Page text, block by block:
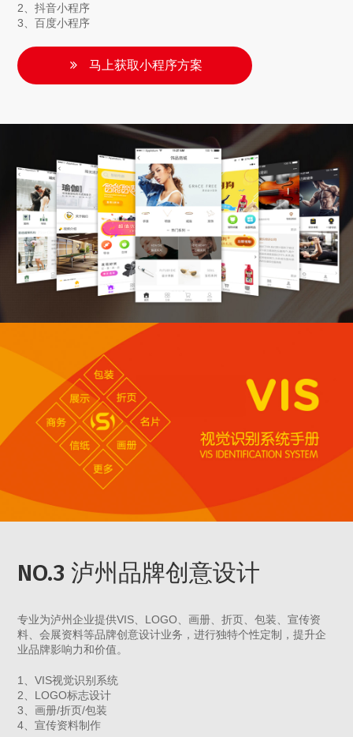
2、抖音小程序
3、百度小程序
马上获取小程序方案
NO.3 泸州品牌创意设计
专业为泸州企业提供VIS、LOGO、画册、折页、包装、宣传资
料、会展资料等品牌创意设计业务，进行独特个性定制，提升企
业品牌影响力和价值。
1、VIS视觉识别系统
2、LOGO标志设计
3、画册/折页/包装
4、宣传资料制作